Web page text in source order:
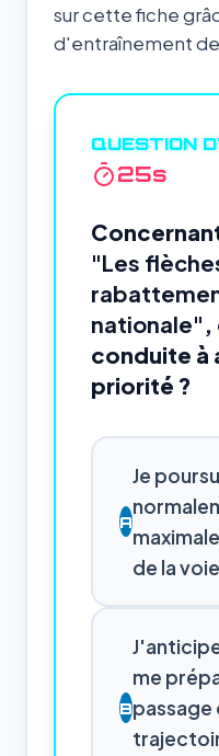
sur cette fiche
d'entraînement
QUESTION
24s
"Les
nationale" ,
conduite à
priorité ?
A
Je
de la
B
me
passage